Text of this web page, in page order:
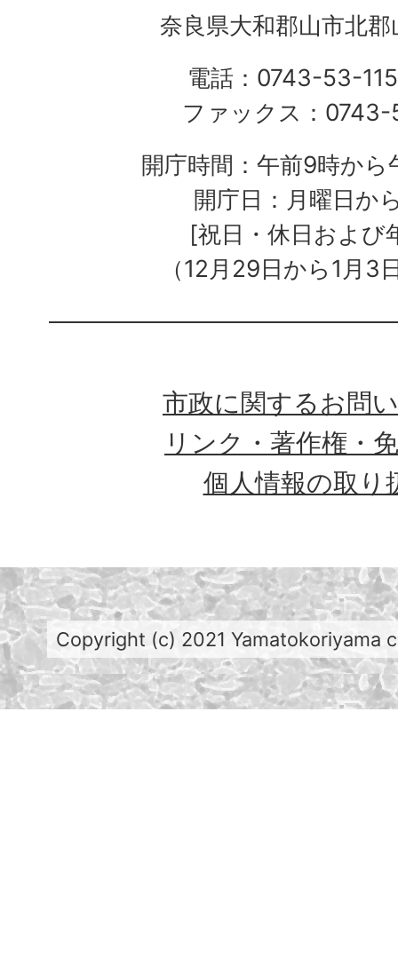
奈良県大和郡山市北
電話：0743-53-
ファックス：
開庁時間：午前9時か
開庁日：月曜日か
[祝日・休日および
（12月29日から1月3
市政に関するお問
リンク・著作権・
個人情報の取り
Copyright (c) 2021 Yamatokoriyama